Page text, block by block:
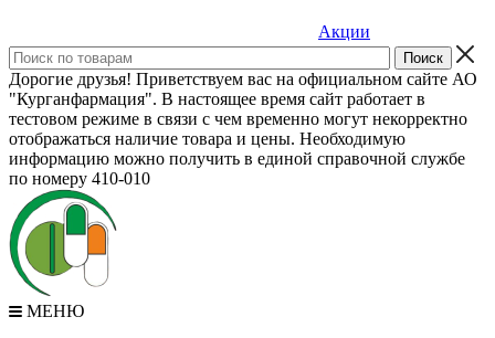
Акции
Дорогие друзья! Приветствуем вас на официальном сайте АО
"Курганфармация". В настоящее время сайт работает в
тестовом режиме в связи с чем временно могут некорректно
отображаться наличие товара и цены. Необходимую
информацию можно получить в единой справочной службе
по номеру 410-010
МЕНЮ